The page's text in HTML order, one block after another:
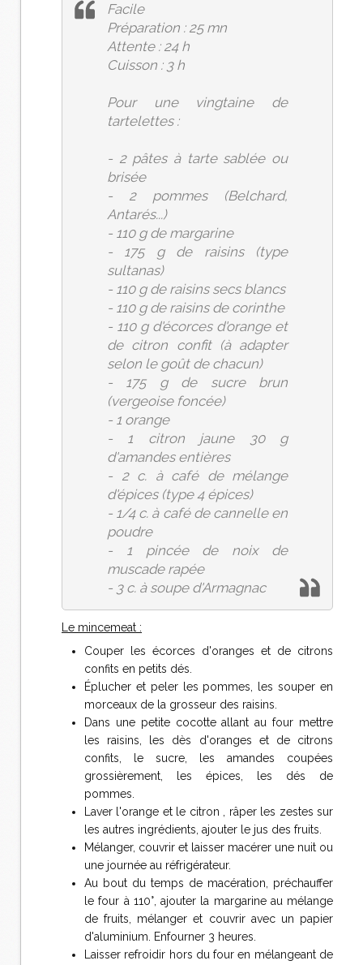
Facile
Préparation : 25 mn
Attente : 24 h
Cuisson : 3 h
Pour une vingtaine de
tartelettes :
- 2 pâtes à tarte sablée ou
brisée
- 2 pommes (Belchard,
Antarés...)
- 110 g de margarine
- 175 g de raisins (type
sultanas)
- 110 g de raisins secs blancs
- 110 g de raisins de corinthe
- 110 g d'écorces d'orange et
de citron confit (à adapter
selon le goût de chacun)
- 175 g de sucre brun
(vergeoise foncée)
- 1 orange
- 1 citron jaune 30 g
d'amandes entières
- 2 c. à café de mélange
d'épices (type 4 épices)
- 1/4 c. à café de cannelle en
poudre
- 1 pincée de noix de
muscade rapée
- 3 c. à soupe d'Armagnac
Le mincemeat :
Couper les écorces d'oranges et de citrons
confits en petits dés.
Éplucher et peler les pommes, les souper en
morceaux de la grosseur des raisins.
Dans une petite cocotte allant au four mettre
les raisins, les dès d'oranges et de citrons
confits, le sucre, les amandes coupées
grossièrement, les épices, les dés de
pommes.
Laver l'orange et le citron , râper les zestes sur
les autres ingrédients, ajouter le jus des fruits.
Mélanger, couvrir et laisser macérer une nuit ou
une journée au réfrigérateur.
Au bout du temps de macération, préchauffer
le four à 110°, ajouter la margarine au mélange
de fruits, mélanger et couvrir avec un papier
d'aluminium. Enfourner 3 heures.
Laisser refroidir hors du four en mélangeant de